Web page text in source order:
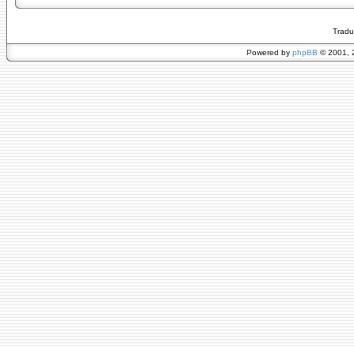
Powered by phpBB © 2001,